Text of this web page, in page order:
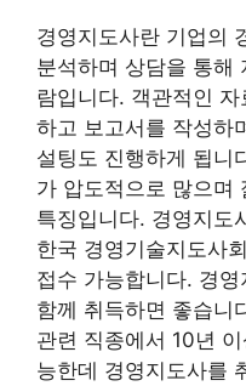
경영지도사란 기업의
분석하며 상담을 통해
람입니다. 객관적인
하고 보고서를 작성하
설팅도 진행하게 됩니
가 압도적으로 많으며
특징입니다. 경영지도
한국 경영기술지도사
접수 가능합니다. 경
함께 취득하면 좋습니
관련 직종에서 10년
능한데 경영지도사를